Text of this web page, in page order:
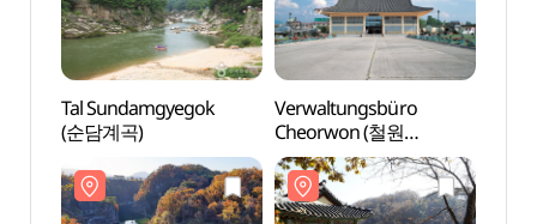
Tal Sundamgyegok
(순담계곡)
Verwaltungsbüro
Cheorwon (철원
시설물관리사업소 (구
철의삼각전적관))